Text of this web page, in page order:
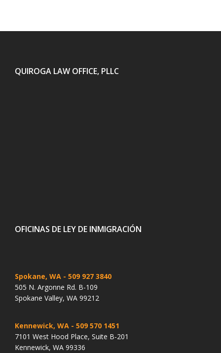
QUIROGA LAW OFFICE, PLLC
OFICINAS DE LEY DE INMIGRACIÓN
Spokane, WA - 509 927 3840
505 N. Argonne Rd. B-109
Spokane Valley, WA 99212
Kennewick, WA - 509 570 1451
7101 West Hood Place, Suite B-201
Kennewick, WA 99336